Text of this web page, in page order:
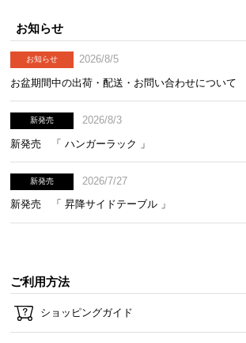
お知らせ
お知らせ
2026/8/5
お盆期間中の出荷・配送・お問い合わせについて
新発売
2026/8/3
新発売 「 ハンガーラック 」
新発売
2026/7/27
新発売 「 昇降サイドテーブル 」
ご利用方法
ショッピングガイド